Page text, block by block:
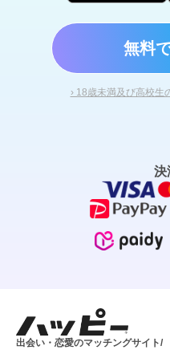
無料
› 18歳未満及び高校生
決
出会い・恋愛のマッチングサイト/